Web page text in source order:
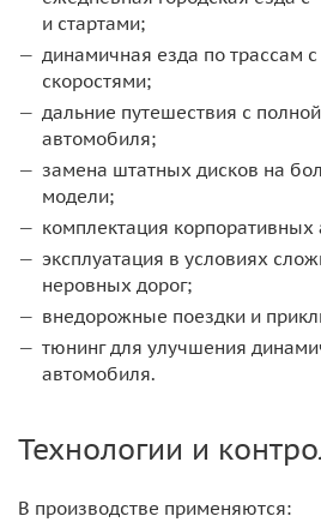
и стартами;
динамичная езда по трассам
скоростями;
дальние путешествия с
автомобиля;
замена штатных дисков на
модели;
комплектация корпоративных
эксплуатация в условиях
неровных дорог;
внедорожные поездки и
тюнинг для улучшения
автомобиля.
Технологии и
В производстве применяются: